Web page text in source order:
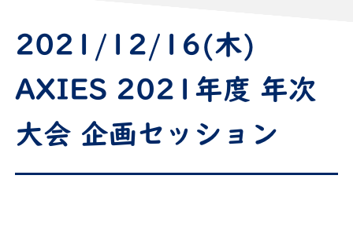
2021/12/16(木)
AXIES 2021年度 年次
大会 企画セッション